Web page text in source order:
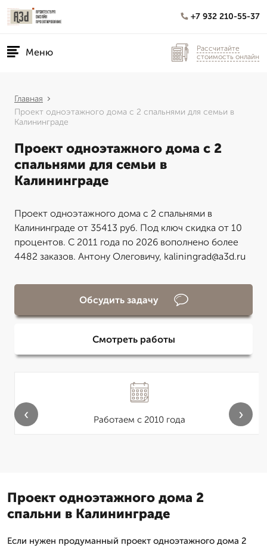
+7 932 210-55-37
Меню
Рассчитайте
стоимость онлайн
Главная
Проект одноэтажного дома с 2 спальнями для семьи в
Калининграде
Проект одноэтажного дома с 2
спальнями для семьи в
Калининграде
Проект одноэтажного дома с 2 спальнями в
Калининграде от 35413 руб. Под ключ скидка от 10
процентов. С 2011 года по 2026 вополнено более
4482 заказов. Антону Олеговичу, kaliningrad@a3d.ru
Обсудить задачу
Смотреть работы
Работаем с 2010 года
‹ ›
Проект одноэтажного дома 2
спальни в Калининграде
Если нужен продуманный проект одноэтажного дома 2